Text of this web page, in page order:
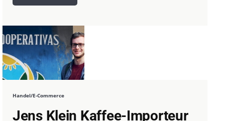
Handel/E-Commerce
Jens Klein Kaffee-Importeur